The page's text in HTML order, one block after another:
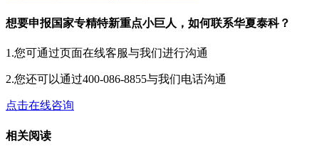
想要申报国家专精特新重点小巨人，如何联系华夏泰科？
1.您可通过页面在线客服与我们进行沟通
2.您还可以通过400-086-8855与我们电话沟通
点击在线咨询
相关阅读